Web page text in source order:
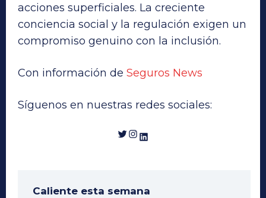
acciones superficiales. La creciente
conciencia social y la regulación exigen un
compromiso genuino con la inclusión.
Con información de Seguros News
Síguenos en nuestras redes sociales:
Twitter InstagramLinkedIn
Caliente esta semana